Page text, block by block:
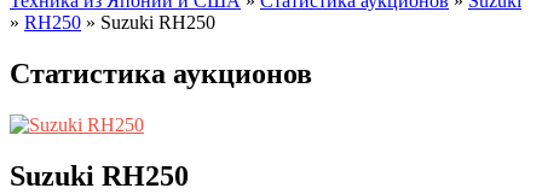
» RH250 » Suzuki RH250
Статистика аукционов
Suzuki RH250